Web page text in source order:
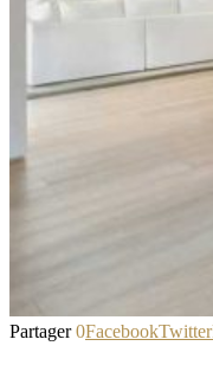
Partager 0FacebookTwitter